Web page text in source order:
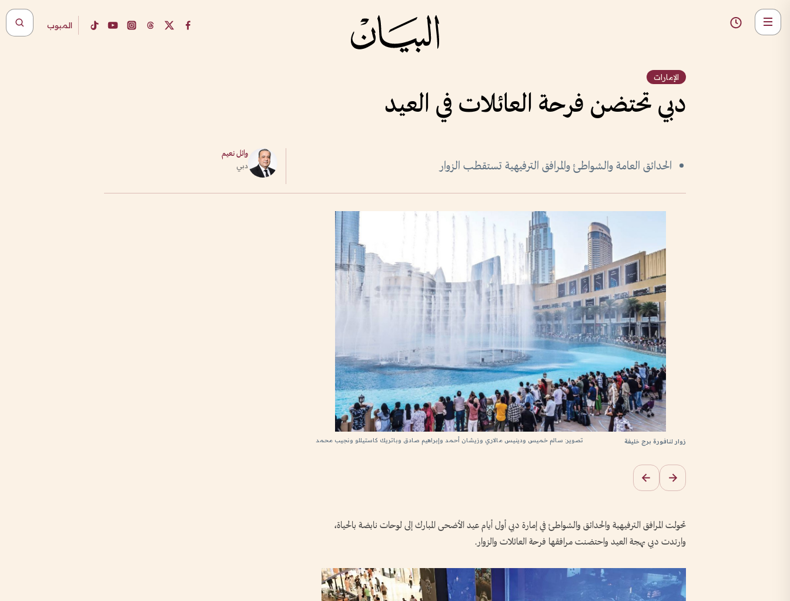
المبوب
الإمارات
دبي تحتضن فرحة العائلات في العيد
الحدائق العامة والشواطئ والمرافق الترفيهية تستقطب الزوار
وائل نعيم
دبي
تصوير: سالم خميس ودينيس مالاري وزيشان أحمد وإبراهيم صادق وباتريك كاستيللو ونجيب محمد زوار لنافورة برج خليفة
تحولت المرافق الترفيهية والحدائق والشواطئ في إمارة دبي أول أيام عيد الأضحى المبارك إلى لوحات نابضة بالحياة،
وارتدت دبي بهجة العيد واحتضنت مرافقها فرحة العائلات والزوار.